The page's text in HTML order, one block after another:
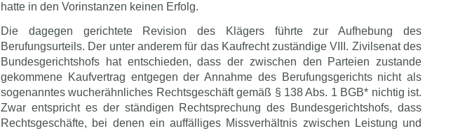
hatte in den Vorinstanzen keinen Erfolg.
Die dagegen gerichtete Revision des Klägers führte zur Aufhebung des
Berufungsurteils. Der unter anderem für das Kaufrecht zuständige VIII. Zivilsenat des
Bundesgerichtshofs hat entschieden, dass der zwischen den Parteien zustande
gekommene Kaufvertrag entgegen der Annahme des Berufungsgerichts nicht als
sogenanntes wucherähnliches Rechtsgeschäft gemäß § 138 Abs. 1 BGB* nichtig ist.
Zwar entspricht es der ständigen Rechtsprechung des Bundesgerichtshofs, dass
Rechtsgeschäfte, bei denen ein auffälliges Missverhältnis zwischen Leistung und